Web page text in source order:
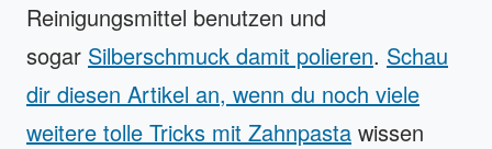
Reinigungsmittel benutzen und
sogar Silberschmuck damit polieren. Schau
dir diesen Artikel an, wenn du noch viele
weitere tolle Tricks mit Zahnpasta wissen